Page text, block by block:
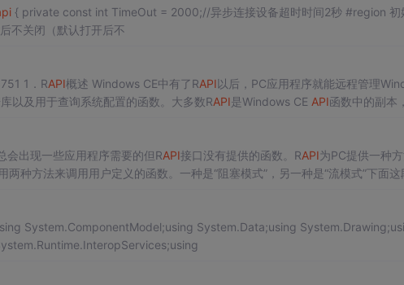
{ private const int TimeOut = 2000;//异步连接设备超时时间2秒 #region 初始
备，打开后不关闭（默认打开后不
http://blog.csdn.net/jinhaijian/article/details/2678751 1．RAPI概述 Windows CE中有了RAPI以后，PC应用程序就能远程管理
以及用于查询系统配置的函数。大多数RAPI是Windows CE API函数中的副本
会出现一些应用程序需要的但RAPI接口没有提供的函数。RAPI为PC提供一种
种方法来调用用户定义的函数。一种是“阻塞模式”，另一种是“流模式”下面这
System.ComponentModel;using System.Data;using